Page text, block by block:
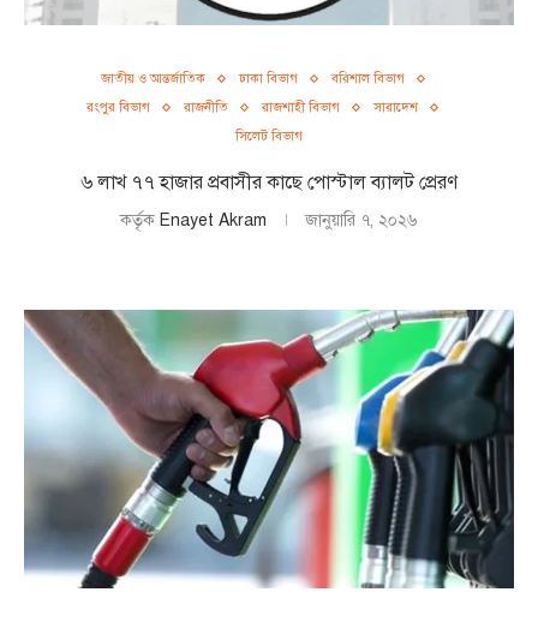
জাতীয় ও আন্তর্জাতিক ঢাকা বিভাগ
বরিশাল বিভাগ
রংপুর বিভাগ
রাজনীতি রাজশাহী বিভাগ
সারাদেশ
সিলেট বিভাগ
৬ লাখ ৭৭ হাজার প্রবাসীর কাছে পোস্টাল ব্যালট প্রেরণ
কর্তৃক Enayet Akram জানুয়ারি ৭, ২০২৬